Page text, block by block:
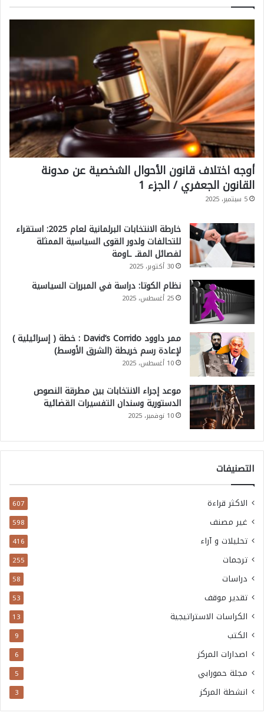
أوجه اختلاف قانون الأحوال الشخصية عن مدونة
القانون الجعفري / الجزء 1
5 سبتمبر، 2025
خارطة الانتخابات البرلمانية لعام 2025: استقراء
للتحالفات ولدور القوى السياسية الممثلة
لفصائل المقـ ـاومة
30 أكتوبر، 2025
نظام الكوتا: دراسة في المبررات السياسية
25 أغسطس، 2025
ممر داوود David’s Corrido : خطة ( إسرائيلية )
لإعادة رسم خريطة (الشرق الأوسط)
10 أغسطس، 2025
موعد إجراء الانتخابات بين مطرقة النصوص
الدستورية وسندان التفسيرات القضائية
10 نوفمبر، 2025
التصنيفات
الاكثر قراءة 607
غير مصنف 598
تحليلات و آراء 416
ترجمات 255
دراسات 58
تقدير موقف 53
الكراسات الاستراتيجية 13
الكتب 9
اصدارات المركز 6
مجلة حمورابي 5
انشطة المركز 3